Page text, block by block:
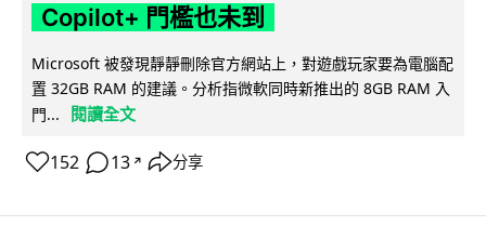
Copilot+ 門檻也未到
Microsoft 被發現靜靜刪除官方網站上，對遊戲玩家要為電腦配
置 32GB RAM 的建議。分析指微軟同時新推出的 8GB RAM 入
門...
閱讀全文
152 13 ↗ 分享